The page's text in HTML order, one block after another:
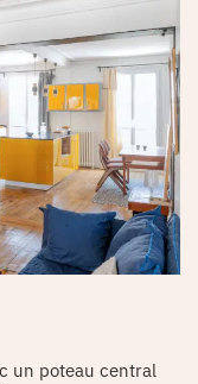
un poteau central